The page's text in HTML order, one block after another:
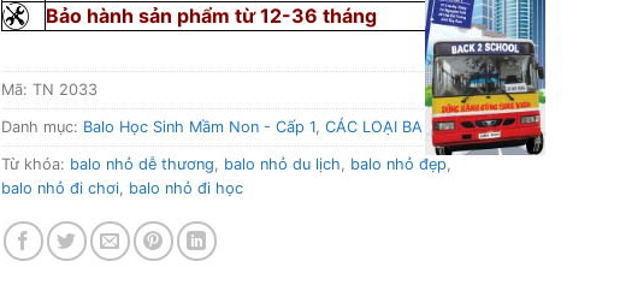
Bảo hành sản phẩm từ 12-36 tháng
Mã: TN 2033
Danh mục: Balo Học Sinh Mầm Non - Cấp 1 CÁC LOẠI BA LÔ
Từ khóa: balo nhỏ dễ thương balo nhỏ du lịch balo nhỏ đẹp
balo nhỏ đi chơi balo nhỏ đi học